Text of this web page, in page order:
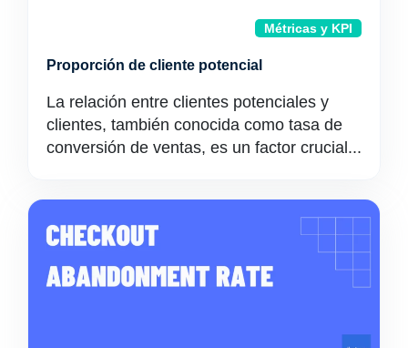
Métricas y KPI
Proporción de cliente potencial
La relación entre clientes potenciales y
clientes, también conocida como tasa de
conversión de ventas, es un factor crucial...